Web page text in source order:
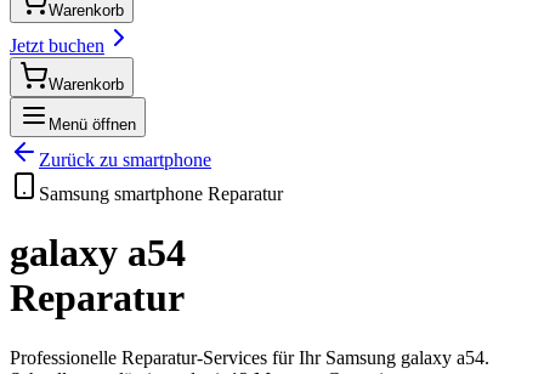
Warenkorb
Jetzt buchen
Warenkorb
Menü öffnen
Zurück zu smartphone
Samsung smartphone Reparatur
galaxy a54
Reparatur
Professionelle Reparatur-Services für Ihr Samsung galaxy a54.